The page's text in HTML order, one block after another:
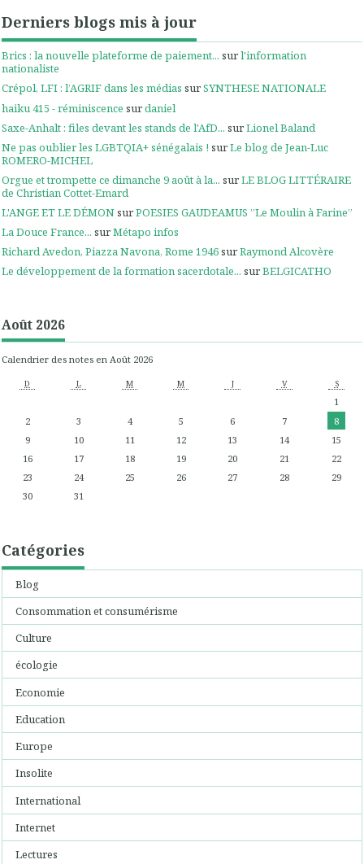
Derniers blogs mis à jour
Brics : la nouvelle plateforme de paiement... surl'information
nationaliste
Crépol, LFI : l’AGRIF dans les médias surSYNTHESE NATIONALE
haiku 415 - réminiscence surdaniel
Saxe-Anhalt : files devant les stands de l'AfD... surLionel Baland
Ne pas oublier les LGBTQIA+ sénégalais ! surLe blog de Jean-Luc
ROMERO-MICHEL
Orgue et trompette ce dimanche 9 août à la... surLE BLOG LITTÉRAIRE
de Christian Cottet-Emard
L'ANGE ET LE DÉMONsurPOESIES GAUDEAMUS ”Le Moulin à Farine”
La Douce France... surMétapo infos
Richard Avedon, Piazza Navona, Rome 1946surRaymond Alcovère
Le développement de la formation sacerdotale... surBELGICATHO
Août 2026
Calendrier des notes en Août 2026
D L M M J V S
1
2
3 4 5 6 7
8
9
10 11 12 13 14
15
16
17 18 19 20 21
22
23
24 25 26 27 28
29
30
31
Catégories
Blog
Consommation et consumérisme
Culture
écologie
Economie
Education
Europe
Insolite
International
Internet
Lectures